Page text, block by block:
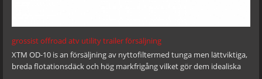
grossist offroad atv utility trailer försäljning
XTM OD-10 is an försäljning av nyttofiltermed tunga men lättviktiga,
breda flotationsdäck och hög markfrigång vilket gör dem idealiska